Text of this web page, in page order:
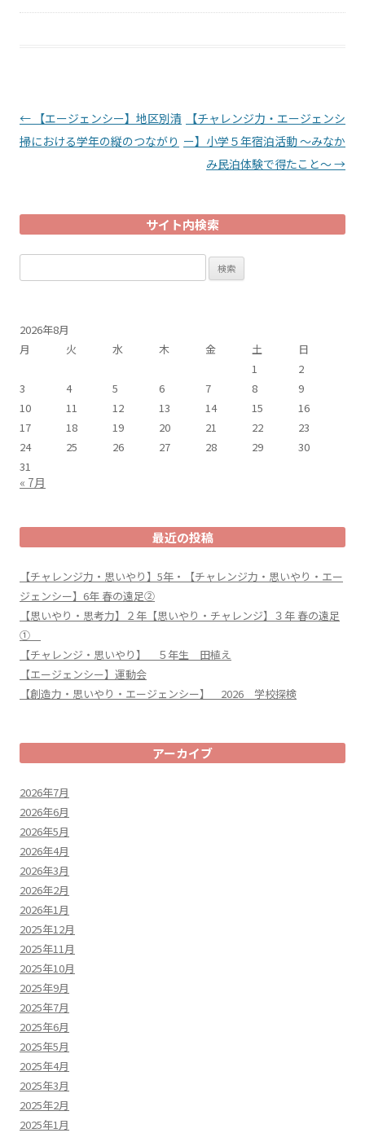
投稿ナビゲーション
← 【エージェンシー】地区別清
掃における学年の縦のつながり
【チャレンジ力・エージェンシ
ー】小学５年宿泊活動 ～みなか
み民泊体験で得たこと～→
サイト内検索
索:
2026年8月
月
火 水 木 金 土
日
1
2
3
4 5 6 7 8
9
10
11 12 13 14 15
16
17
18 19 20 21 22
23
24
25 26 27 28 29
30
31
« 7月
最近の投稿
【チャレンジ力・思いやり】5年・【チャレンジ力・思いやり・エー
ジェンシー】6年 春の遠足②
【思いやり・思考力】２年【思いやり・チャレンジ】３年 春の遠足
①
【チャレンジ・思いやり】 ５年生 田植え
【エージェンシー】運動会
【創造力・思いやり・エージェンシー】 2026 学校探検
アーカイブ
2026年7月
2026年6月
2026年5月
2026年4月
2026年3月
2026年2月
2026年1月
2025年12月
2025年11月
2025年10月
2025年9月
2025年7月
2025年6月
2025年5月
2025年4月
2025年3月
2025年2月
2025年1月